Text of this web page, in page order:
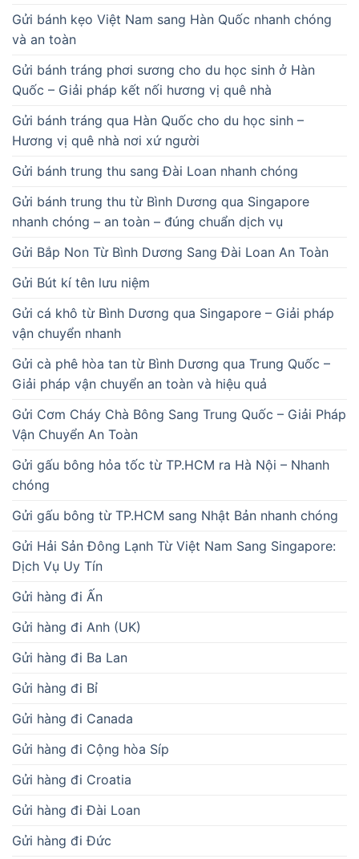
Gửi bánh kẹo Việt Nam sang Hàn Quốc nhanh chóng
và an toàn
Gửi bánh tráng phơi sương cho du học sinh ở Hàn
Quốc – Giải pháp kết nối hương vị quê nhà
Gửi bánh tráng qua Hàn Quốc cho du học sinh –
Hương vị quê nhà nơi xứ người
Gửi bánh trung thu sang Đài Loan nhanh chóng
Gửi bánh trung thu từ Bình Dương qua Singapore
nhanh chóng – an toàn – đúng chuẩn dịch vụ
Gửi Bắp Non Từ Bình Dương Sang Đài Loan An Toàn
Gửi Bút kí tên lưu niệm
Gửi cá khô từ Bình Dương qua Singapore – Giải pháp
vận chuyển nhanh
Gửi cà phê hòa tan từ Bình Dương qua Trung Quốc –
Giải pháp vận chuyển an toàn và hiệu quả
Gửi Cơm Cháy Chà Bông Sang Trung Quốc – Giải Pháp
Vận Chuyển An Toàn
Gửi gấu bông hỏa tốc từ TP.HCM ra Hà Nội – Nhanh
chóng
Gửi gấu bông từ TP.HCM sang Nhật Bản nhanh chóng
Gửi Hải Sản Đông Lạnh Từ Việt Nam Sang Singapore:
Dịch Vụ Uy Tín
Gửi hàng đi Ấn
Gửi hàng đi Anh (UK)
Gửi hàng đi Ba Lan
Gửi hàng đi Bỉ
Gửi hàng đi Canada
Gửi hàng đi Cộng hòa Síp
Gửi hàng đi Croatia
Gửi hàng đi Đài Loan
Gửi hàng đi Đức